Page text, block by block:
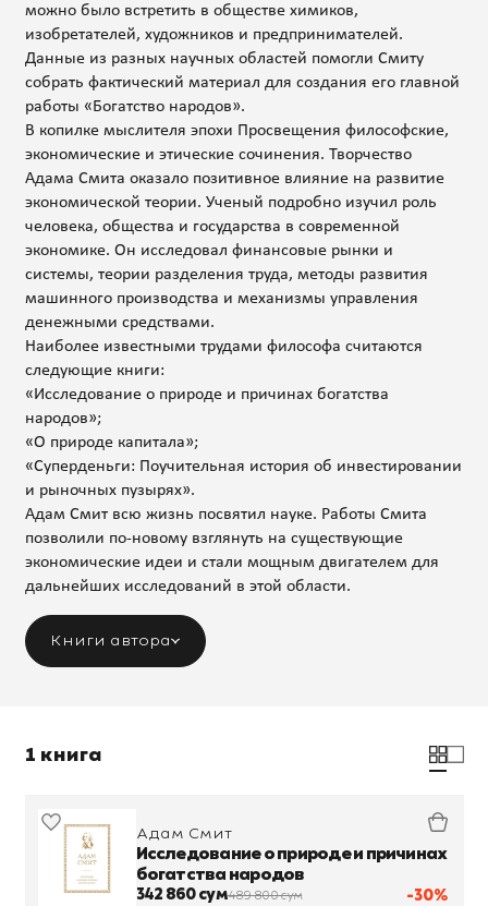
можно было встретить в обществе химиков,
изобретателей, художников и предпринимателей.
Данные из разных научных областей помогли Смиту
собрать фактический материал для создания его главной
работы «Богатство народов».
В копилке мыслителя эпохи Просвещения философские,
экономические и этические сочинения. Творчество
Адама Смита оказало позитивное влияние на развитие
экономической теории. Ученый подробно изучил роль
человека, общества и государства в современной
экономике. Он исследовал финансовые рынки и
системы, теории разделения труда, методы развития
машинного производства и механизмы управления
денежными средствами.
Наиболее известными трудами философа считаются
следующие книги:
«Исследование о природе и причинах богатства
народов»;
«О природе капитала»;
«Суперденьги: Поучительная история об инвестировании
и рыночных пузырях».
Адам Смит всю жизнь посвятил науке. Работы Смита
позволили по-новому взглянуть на существующие
экономические идеи и стали мощным двигателем для
дальнейших исследований в этой области.
Книги автора
1 книга
-30%
Адам Смит
Исследование о природе и причинах
богатства народов
342 860 сум489 800 сум